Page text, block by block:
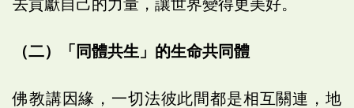
去貢獻自己的力量，讓世界變得更美好。
（二）「同體共生」的生命共同體
佛教講因緣，一切法彼此間都是相互關連，地